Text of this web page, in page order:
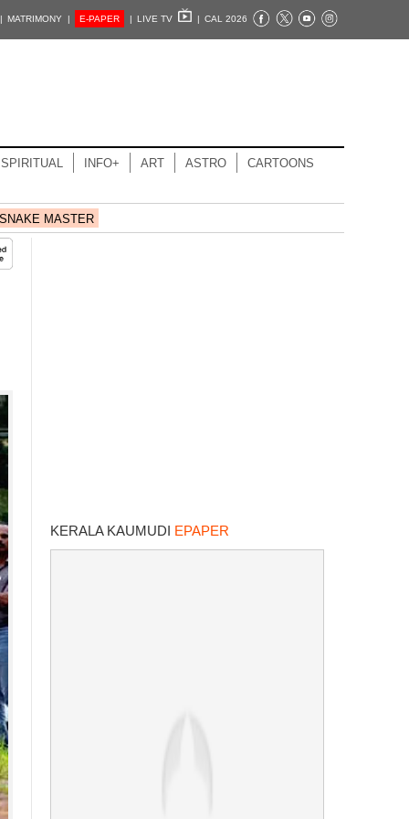
| MATRIMONY | E-PAPER | LIVE TV | CAL 2026
SPIRITUAL INFO+ ART ASTRO CARTOONS
SNAKE MASTER
KERALA KAUMUDI EPAPER